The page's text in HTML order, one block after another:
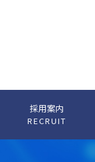
採用案内
RECRUIT